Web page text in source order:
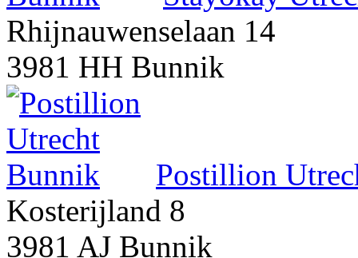
Rhijnauwenselaan 14
3981 HH Bunnik
Postillion
Kosterijland 8
3981 AJ Bunnik